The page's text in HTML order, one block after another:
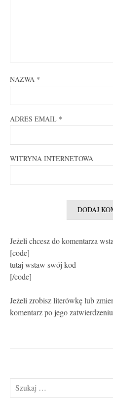
NAZWA *
ADRES EMAIL *
WITRYNA INTERNETOWA
Jeżeli chcesz do komentarza
[code]
tutaj wstaw swój kod
[/code]
Jeżeli zrobisz literówkę lub
komentarz po jego
Szukaj: